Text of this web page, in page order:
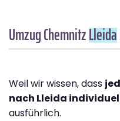
Umzug ChemnitzLleida
Weil wir wissen, dass
nach Lleida
ausführlich.